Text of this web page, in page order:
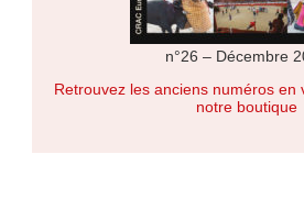
n°26 – Décembre
Retrouvez les anciens numéros en
notre boutique